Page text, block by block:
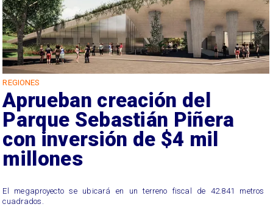
REGIONES
Aprueban creación del
Parque Sebastián Piñera
con inversión de $4 mil
millones
El megaproyecto se ubicará en un terreno fiscal de 42.841 metros
cuadrados.